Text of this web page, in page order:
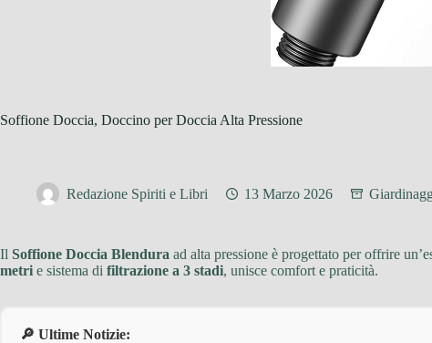
Soffione Doccia, Doccino per Doccia Alta Pressione
Redazione Spiriti e Libri 13 Marzo 2026
Il Soffione Doccia Blendura ad alta pressione è progettato per offrire
metri e sistema di filtrazione a 3 stadi, unisce comfort e praticità.
🔎 Ultime Notizie: